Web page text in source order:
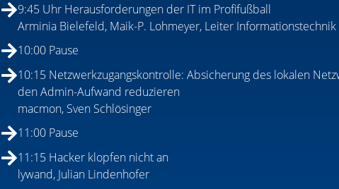
9:45 Uhr Herausforderungen der IT im Profifußball
Arminia Bielefeld, Maik-P. Lohmeyer, Leiter Informationstechnik
10:00 Pause
10:15 Netzwerkzugangskontrolle: Absicherung des lokalen
den Admin-Aufwand reduzieren
macmon, Sven Schlösinger
11:00 Pause
11:15 Hacker klopfen nicht an
lywand, Julian Lindenhofer